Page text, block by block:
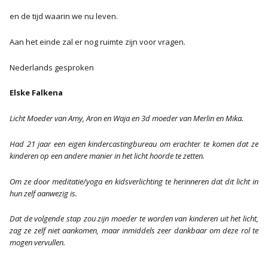
en de tijd waarin we nu leven.
Aan het einde zal er nog ruimte zijn voor vragen.
Nederlands gesproken
Elske Falkena
Licht Moeder van Amy, Aron en Waja en 3d moeder van Merlin en Mika.
Had 21 jaar een eigen kindercastingbureau om erachter te komen dat ze
kinderen op een andere manier in het licht hoorde te zetten.
Om ze door meditatie/yoga en kidsverlichting te herinneren dat dit licht in
hun zelf aanwezig is.
Dat de volgende stap zou zijn moeder te worden van kinderen uit het licht,
zag ze zelf niet aankomen, maar inmiddels zeer dankbaar om deze rol te
mogen vervullen.